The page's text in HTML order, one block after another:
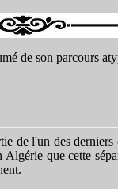
de son parcours
de l'un des
que cette